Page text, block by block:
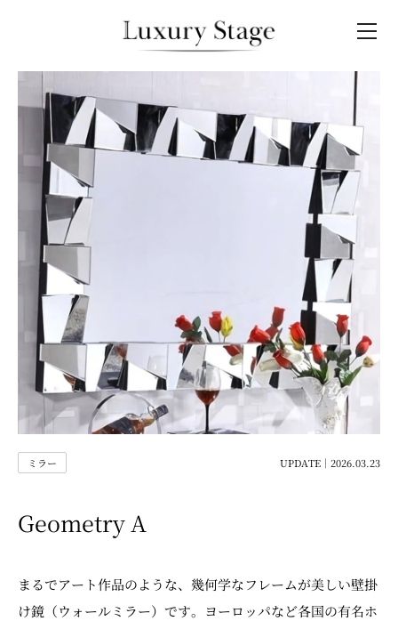
ミラー UPDATE｜2026.03.23
Geometry A
まるでアート作品のような、幾何学なフレームが美しい壁掛
け鏡（ウォールミラー）です。ヨーロッパなど各国の有名ホ